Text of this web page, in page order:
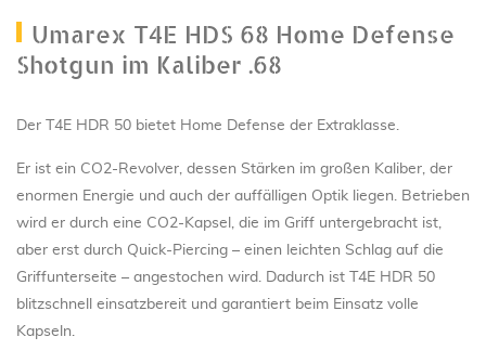
Umarex T4E HDS 68 Home Defense
Shotgun im Kaliber .68
Der T4E HDR 50 bietet Home Defense der Extraklasse.
Er ist ein CO2-Revolver, dessen Stärken im großen Kaliber, der
enormen Energie und auch der auffälligen Optik liegen. Betrieben
wird er durch eine CO2-Kapsel, die im Griff untergebracht ist,
aber erst durch Quick-Piercing – einen leichten Schlag auf die
Griffunterseite – angestochen wird. Dadurch ist T4E HDR 50
blitzschnell einsatzbereit und garantiert beim Einsatz volle
Kapseln.